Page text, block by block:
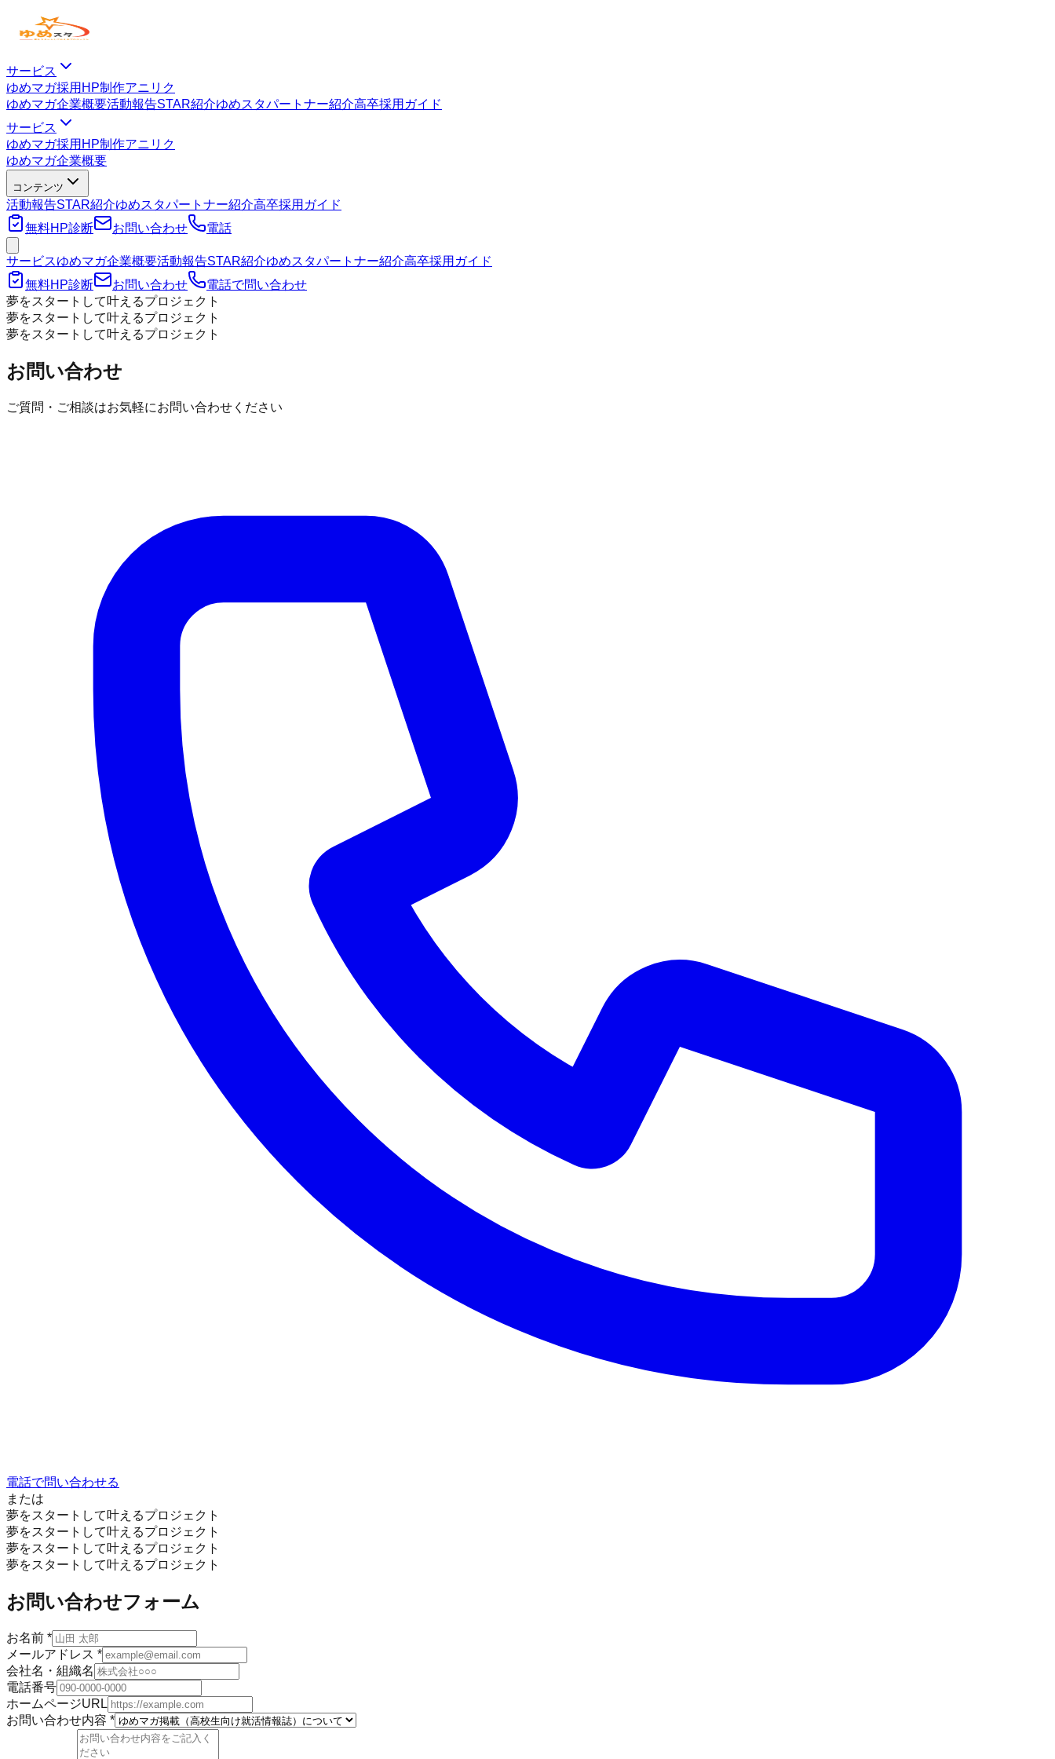
サービス
ゆめマガ採用HP制作アニリク
ゆめマガ企業概要活動報告STAR紹介ゆめスタパートナー紹介高卒採用ガイド
サービス
ゆめマガ採用HP制作アニリク
ゆめマガ企業概要
コンテンツ
活動報告STAR紹介ゆめスタパートナー紹介高卒採用ガイド
無料HP診断
お問い合わせ 電話
サービスゆめマガ企業概要活動報告STAR紹介ゆめスタパートナー紹介高卒採用ガイド
無料HP診断
お問い合わせ
電話で問い合わせ
夢をスタートして叶えるプロジェクト
夢をスタートして叶えるプロジェクト
夢をスタートして叶えるプロジェクト
お問い合わせ
ご質問・ご相談はお気軽にお問い合わせください
電話で問い合わせる
または
夢をスタートして叶えるプロジェクト
夢をスタートして叶えるプロジェクト
夢をスタートして叶えるプロジェクト
夢をスタートして叶えるプロジェクト
お問い合わせフォーム
お名前 *
メールアドレス *
会社名・組織名
電話番号
ホームページURL
お問い合わせ内容 *